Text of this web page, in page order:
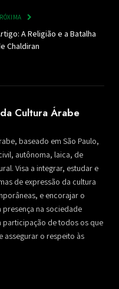
A Religião e a Batalha
Chaldiran
Cultura Árabe
baseado em São Paulo,
autônoma, laica, de
Visa a integrar, estudar e
de expressão da cultura
e encorajar o
na sociedade
participação de todos os que
assegurar o respeito às